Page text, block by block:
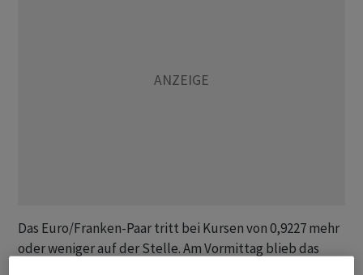
Das Euro/Franken-Paar tritt bei Kursen von 0,9227 mehr
oder weniger auf der Stelle. Am Vormittag blieb das